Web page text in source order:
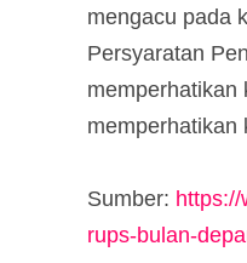
mengacu pada
Persyaratan
memperhatikan
memperhatikan
Sumber:
rups-bulan-